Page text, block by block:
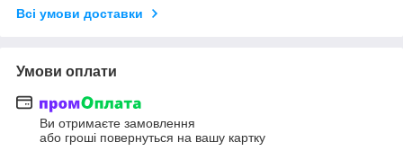
Всі умови доставки
Умови оплати
Ви отримаєте замовлення
або гроші повернуться на вашу картку